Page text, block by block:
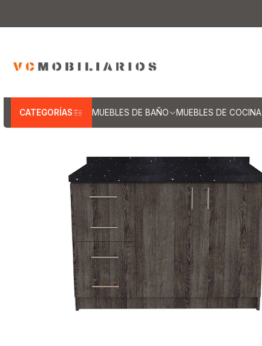
CATEGORÍAS MUEBLES DE BAÑO MUEBLES DE COCINA